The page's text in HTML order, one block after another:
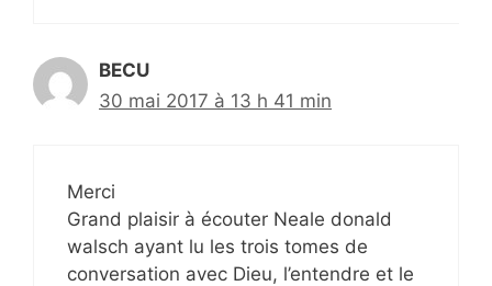
BECU
30 mai 2017 à 13 h 41 min
Merci
Grand plaisir à écouter Neale donald
walsch ayant lu les trois tomes de
conversation avec Dieu, l’entendre et le